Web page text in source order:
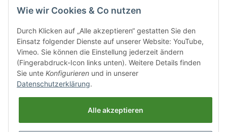
Schnelle Lieferung
30 Tage Rückgaberecht
Sichere Bezahlung
Wie wir Cookies & Co nutzen
Durch Klicken auf „Alle akzeptieren“ gestatten Sie den
Einsatz folgender Dienste auf unserer Website: YouTube,
Vimeo. Sie können die Einstellung jederzeit ändern
(Fingerabdruck-Icon links unten). Weitere Details finden
Sie unte Konfigurieren und in unserer
Datenschutzerklärung.
Alle akzeptieren